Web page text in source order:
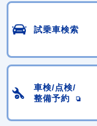
試乗車検索
車検/点検/
整備予約